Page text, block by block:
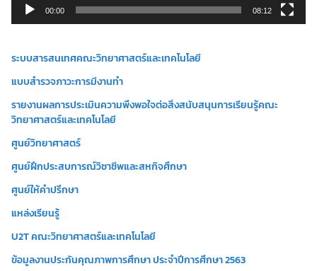
ดี
อ
00:00 08:12
ระบบสารสนเทศคณะวิทยาศาสตร์และเทคโนโลยี
แบบสำรวจภาวะการมีงานทำ
รายงานผลการประเมินความพึงพอใจต่อสิ่งสนับสนุนการเรียนรู้คณะ
วิทยาศาสตร์และเทคโนโลยี
ศูนย์วิทยาศาสตร์
ศูนย์ฝึกประสบการณ์วิชาชีพและสหกิจศึกษา
ศูนย์ให้คำปรึกษา
แหล่งเรียนรู้
U2T คณะวิทยาศาสตร์และเทคโนโลยี
ข้อมูลงานประกันคุณภาพการศึกษา ประจำปีการศึกษา 2563